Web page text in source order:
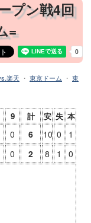
プン戦4回
=
楽天 ・ 東京ドーム ・ 東
9 計 安 失 本
0 6 10 0
1
0 2 8 1
0